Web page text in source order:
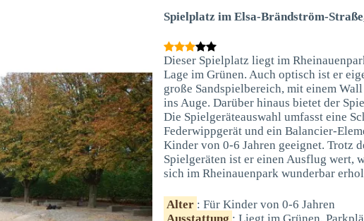
Spielplatz im Elsa-Brändström-
Dieser Spielplatz liegt im
Lage im Grünen. Auch optisch ist er
große Sandspielbereich, mit einem
ins Auge. Darüber hinaus bietet der
Die Spielgeräteauswahl umfasst eine
Federwippgerät und ein Balancier-
Kinder von 0-6 Jahren geeignet. Trotz
Spielgeräten ist er einen Ausflug wert,
sich im Rheinauenpark wunderbar
Alter : Für Kinder von 0-6 Jahren